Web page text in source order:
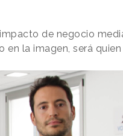
de negocio
en la imagen, será